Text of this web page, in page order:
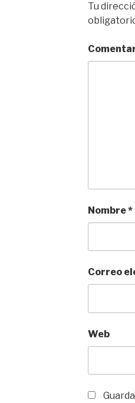
Tu
Nombre*
Correo
Web